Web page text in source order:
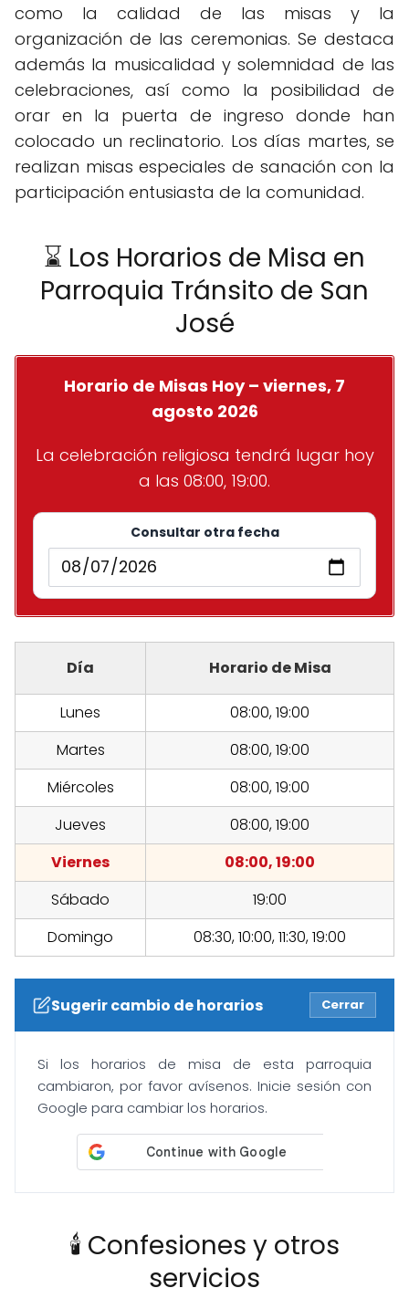
como la calidad de las misas y la
organización de las ceremonias. Se destaca
además la musicalidad y solemnidad de las
celebraciones, así como la posibilidad de
orar en la puerta de ingreso donde han
colocado un reclinatorio. Los días martes, se
realizan misas especiales de sanación con la
participación entusiasta de la comunidad.
⌛ Los Horarios de Misa en
Parroquia Tránsito de San
José
Horario de Misas Hoy – viernes, 7
agosto 2026
La celebración religiosa tendrá lugar hoy
a las 08:00, 19:00.
Consultar otra fecha
Día Horario de Misa
Lunes
08:00, 19:00
Martes
08:00, 19:00
Miércoles
08:00, 19:00
Jueves
08:00, 19:00
Viernes
08:00, 19:00
Sábado
19:00
Domingo
08:30, 10:00, 11:30, 19:00
Sugerir cambio de horarios Cerrar
Si los horarios de misa de esta parroquia
cambiaron, por favor avísenos. Inicie sesión con
Google para cambiar los horarios.
🕯️ Confesiones y otros
servicios